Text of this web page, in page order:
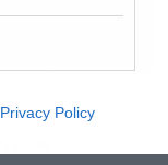
Privacy Policy